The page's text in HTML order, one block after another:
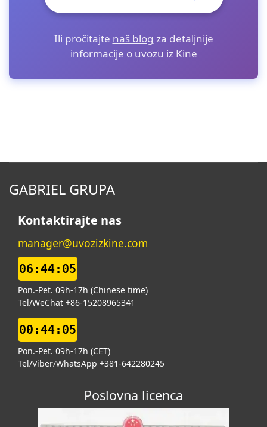
Ili pročitajte naš blog za detaljnije
informacije o uvozu iz Kine
GABRIEL GRUPA
Kontaktirajte nas
manager@uvozizkine.com
06:44:06
Pon.-Pet. 09h-17h (Chinese time)
Tel/WeChat +86-15208965341
00:44:06
Pon.-Pet. 09h-17h (CET)
Tel/Viber/WhatsApp +381-642280245
Poslovna licenca